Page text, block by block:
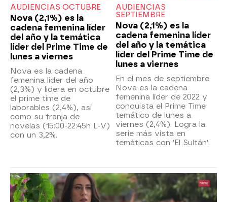
AUDIENCIAS OCTUBRE
Nova (2,1%) es la
cadena femenina líder
del año y la temática
líder del Prime Time de
lunes a viernes
Nova es la cadena
femenina líder del año
(2,3%) y lidera en octubre
el prime time de
laborables (2,4%), así
como su franja de
novelas (15:00-22:45h L-V)
con un 3,2%.
AUDIENCIAS
SEPTIEMBRE
Nova (2,1%) es la
cadena femenina líder
del año y la temática
líder del Prime Time de
lunes a viernes
En el mes de septiembre
Nova es la cadena
femenina líder de 2022 y
conquista el Prime Time
temático de lunes a
viernes (2,4%). Logra la
serie más vista en
temáticas con 'El Sultán'.